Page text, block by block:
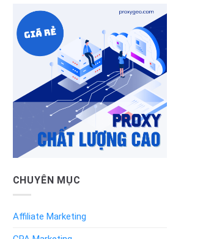
CHUYÊN MỤC
Affiliate Marketing